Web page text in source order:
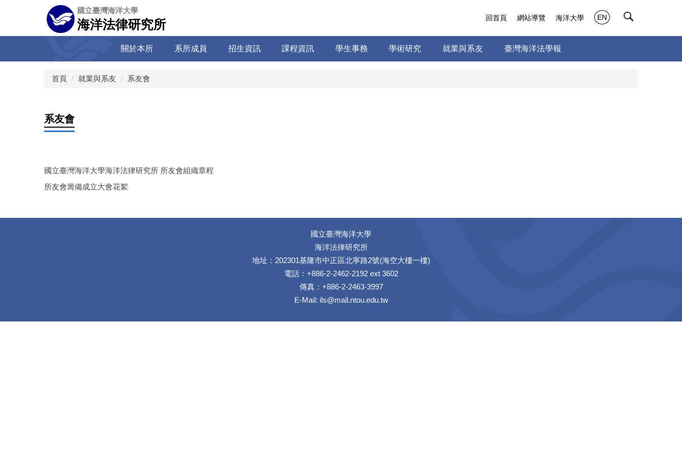
容
國立臺灣海洋大學
海洋法律研究所
關於本所 系所成員 招生資訊 課程資訊 學生事務 學術研究 就業與系友 臺灣海洋法學報
回首頁 網站導覽 海洋大學 EN
首頁 就業與系友 系友會
系友會
國立臺灣海洋大學海洋法律研究所 所友會組織章程
所友會籌備成立大會花絮
國立臺灣海洋大學
海洋法律研究所
地址：202301基隆市中正區北寧路2號(海空大樓一樓)
電話：+886-2-2462-2192 ext 3602
傳真：+886-2-2463-3997
E-Mail: ils@mail.ntou.edu.tw